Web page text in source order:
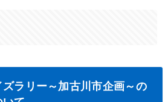
ラリー～加古川市企画～の